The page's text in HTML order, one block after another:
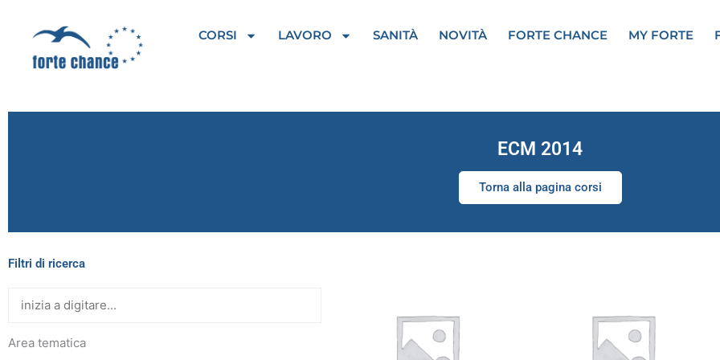
contenuto
CORSI LAVORO SANITÀ NOVITÀ FORTE CHANCE MY FORTE
ECM 2014
Torna alla pagina corsi
Filtri di ricerca
Area tematica